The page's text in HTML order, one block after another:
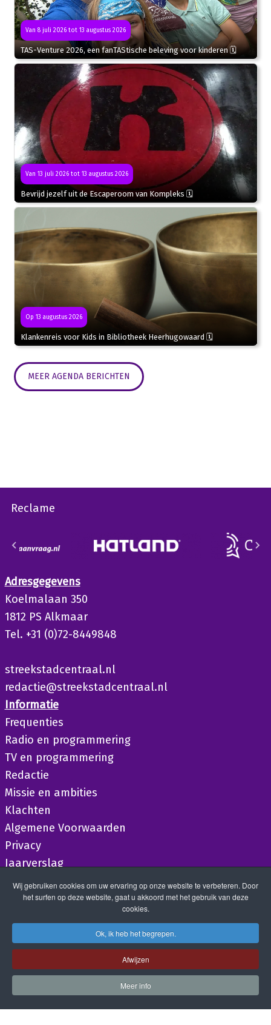
Van 8 juli 2026 tot 13 augustus 2026
TAS-Venture 2026, een fanTAStische beleving voor kinderen 🗓
Van 13 juli 2026 tot 13 augustus 2026
Bevrijd jezelf uit de Escaperoom van Kompleks 🗓
Op 13 augustus 2026
Klankenreis voor Kids in Bibliotheek Heerhugowaard 🗓
MEER AGENDA BERICHTEN
Reclame
Adresgegevens
Koelmalaan 350
1812 PS Alkmaar
Tel. +31 (0)72-8449848
streekstadcentraal.nl
redactie@streekstadcentraal.nl
Informatie
Frequenties
Radio en programmering
TV en programmering
Redactie
Missie en ambities
Klachten
Algemene Voorwaarden
Privacy
Jaarverslag
Wij gebruiken cookies om uw ervaring op onze website te verbeteren. Door
het surfen op deze website, gaat u akkoord met het gebruik van deze
cookies.
Ok, ik heb het begrepen.
Afwijzen
Meer info